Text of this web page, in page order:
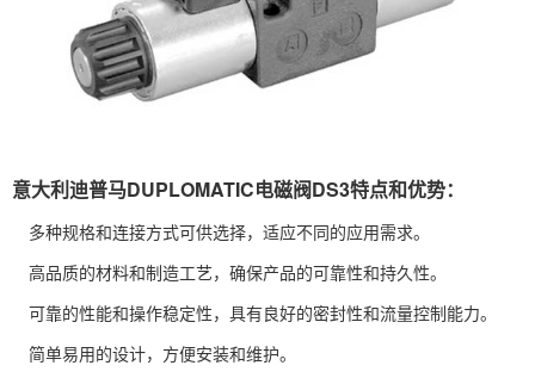
意大利迪普马DUPLOMATIC电磁阀DS3特点和优势：
多种规格和连接方式可供选择，适应不同的应用需求。
高品质的材料和制造工艺，确保产品的可靠性和持久性。
可靠的性能和操作稳定性，具有良好的密封性和流量控制能力。
简单易用的设计，方便安装和维护。